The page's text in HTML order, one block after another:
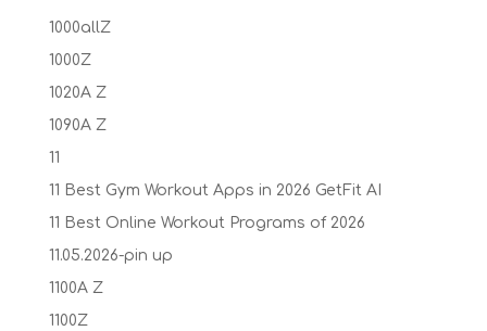
1000allZ
1000Z
1020A Z
1090A Z
11
11 Best Gym Workout Apps in 2026 GetFit AI
11 Best Online Workout Programs of 2026
11.05.2026-pin up
1100A Z
1100Z